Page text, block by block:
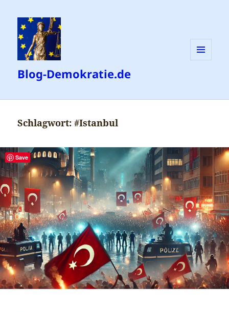
Blog-Demokratie.de
Schlagwort:#Istanbul
Save